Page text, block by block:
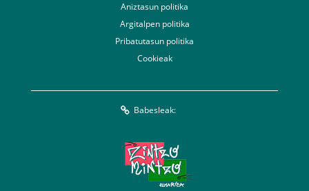
Aniztasun politika
Argitalpen politika
Pribatutasun politika
Cookieak
Babesleak: